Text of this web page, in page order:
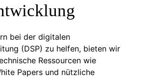
bei der digitalen
(DSP) zu helfen, bieten wir
Ressourcen wie
Papers und nützliche